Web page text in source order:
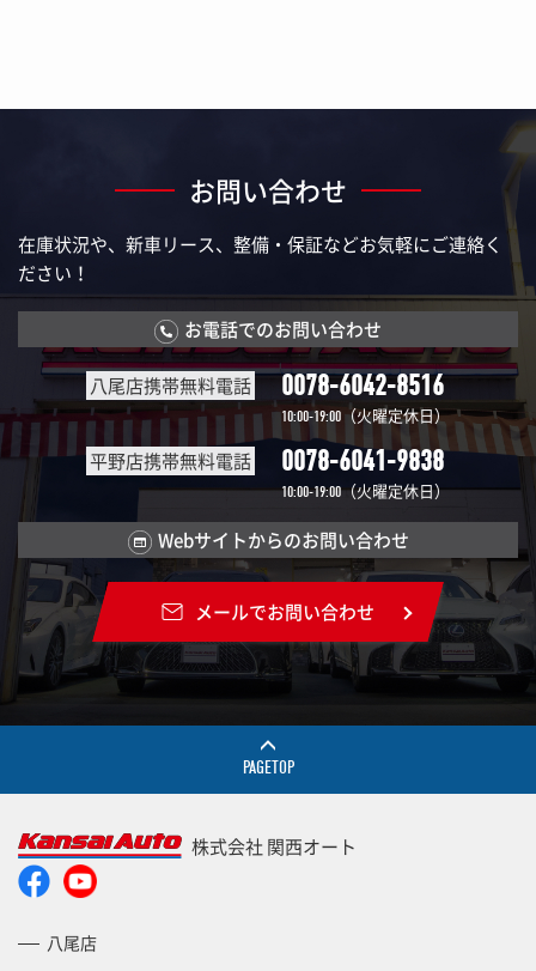
お問い合わせ
在庫状況や、新車リース、整備・保証などお気軽にご連絡く
ださい！
お電話でのお問い合わせ
八尾店携帯無料電話 0078-6042-8516
10:00-19:00 （火曜定休日）
平野店携帯無料電話 0078-6041-9838
10:00-19:00（火曜定休日）
Webサイトからのお問い合わせ
メールでお問い合わせ
PAGETOP
株式会社 関西オート
八尾店